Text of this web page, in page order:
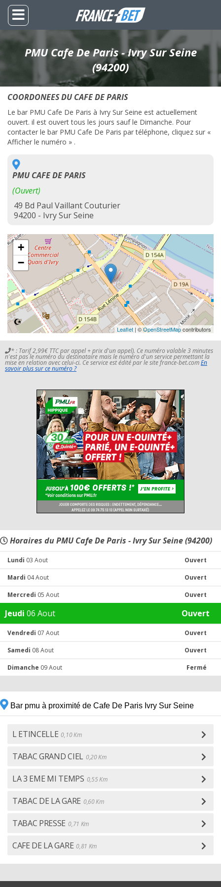
PMU Cafe De Paris - Ivry Sur Seine
(94200)
COORDONEES DU CAFE DE PARIS
Le bar PMU Cafe De Paris à Ivry Sur Seine est actuellement
ouvert. il est ouvert tous les jours sauf le Dimanche. Pour
contacter le bar PMU Cafe De Paris par téléphone, cliquez sur «
Afficher le numéro » .
PMU CAFE DE PARIS
(Ouvert)
49 Bd Paul Vaillant Couturier
94200 - Ivry Sur Seine
+
−
Leaflet | ©OpenStreetMapcontributors
* : Tarif 2,99€ TTC par appel + prix d'un appel). Ce numéro valable 3 minutes
n'est pas le numéro du destinataire mais le numéro d'un service permettant la
mise en relation avec celui-ci. Ce service est édité par le site france-bet.comEn
savoir plus sur ce numéro ?
Horaires du PMU Cafe De Paris - Ivry Sur Seine (94200)
Lundi 03 Aout Ouvert
Mardi 04 Aout Ouvert
Mercredi 05 Aout Ouvert
Jeudi 06 Aout Ouvert
Vendredi 07 Aout Ouvert
Samedi 08 Aout Ouvert
Dimanche 09 Aout Fermé
Bar pmu à proximité de Cafe De Paris Ivry Sur Seine
L ETINCELLE 0,10 Km
TABAC GRAND CIEL 0,20 Km
LA 3 EME MI TEMPS 0,55 Km
TABAC DE LA GARE 0,60 Km
TABAC PRESSE 0,71 Km
CAFE DE LA GARE 0,81 Km